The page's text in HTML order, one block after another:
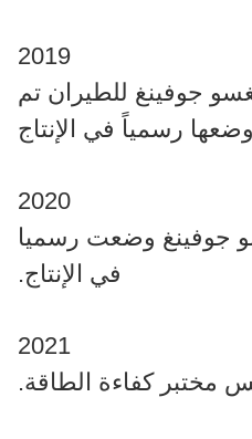
2019
جوفينغ للطيران تم
وضعها رسمياً في الإنتاج
2020
جوفينغ وضعت رسميا
في الإنتاج.
2021
مختبر كفاءة الطاقة.